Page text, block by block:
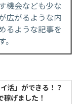
機会なども少な
広がるような内
るような記事を
活」ができる！？
げました！